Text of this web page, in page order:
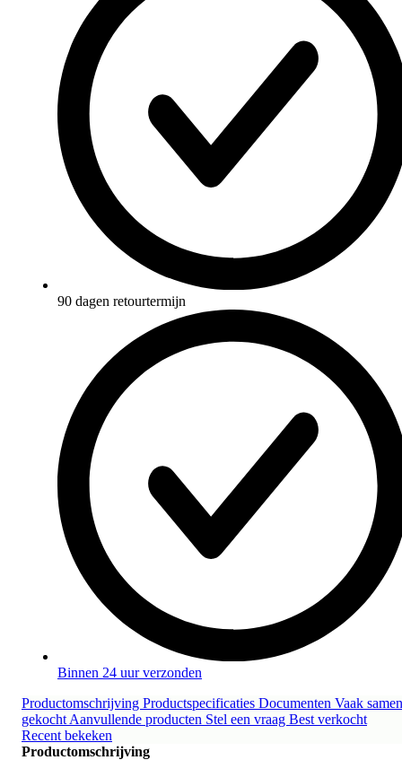
90 dagen retourtermijn
Binnen 24 uur verzonden
Productomschrijving Productspecificaties Documenten Vaak samen
gekocht Aanvullende producten Stel een vraag Best verkocht
Recent bekeken
Productomschrijving